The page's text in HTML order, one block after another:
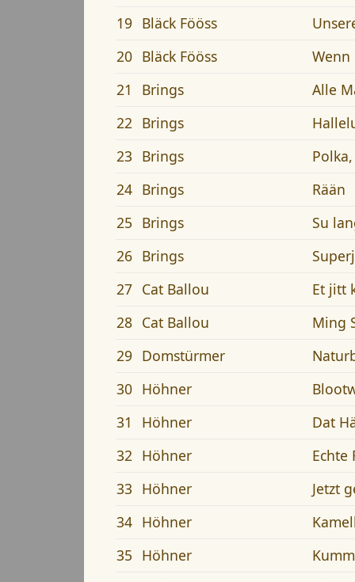
19 Bläck Fööss
20 Bläck Fööss
Wenn
21
Brings
Alle
22 Brings
23 Brings
24 Brings
Rään
25 Brings
Su
26 Brings
27 Cat Ballou
Et jitt
28 Cat Ballou
Ming
29 Domstürmer
30 Höhner
31
Höhner
Dat
32 Höhner
Echte
33 Höhner
Jetzt
34 Höhner
35 Höhner